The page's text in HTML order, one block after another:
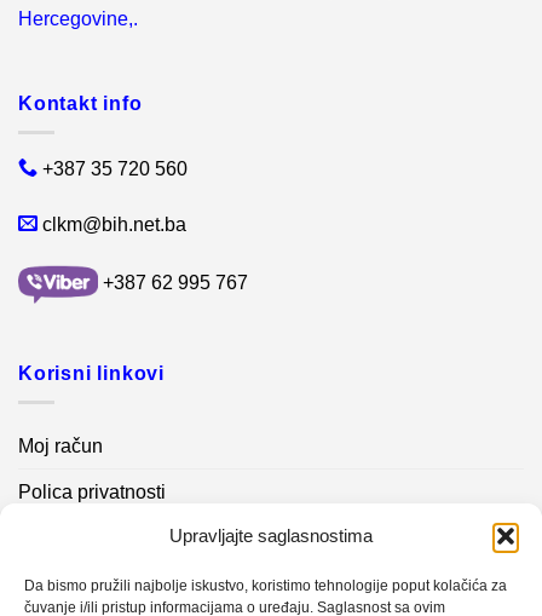
Upravljajte saglasnostima
Da bismo pružili najbolje iskustvo, koristimo tehnologije poput kolačića za
čuvanje i/ili pristup informacijama o uređaju. Saglasnost sa ovim
Hercegovine,.
Kontakt info
+387 35 720 560
clkm@bih.net.ba
+387 62 995 767
Korisni linkovi
Moj račun
Polica privatnosti
Kontakt info